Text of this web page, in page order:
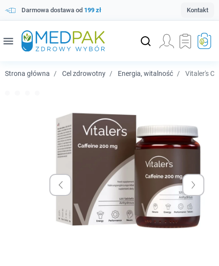
Darmowa dostawa od 199 zł Kontakt
menu
Strona główna Cel zdrowotny Energia, witalność Vitaler's